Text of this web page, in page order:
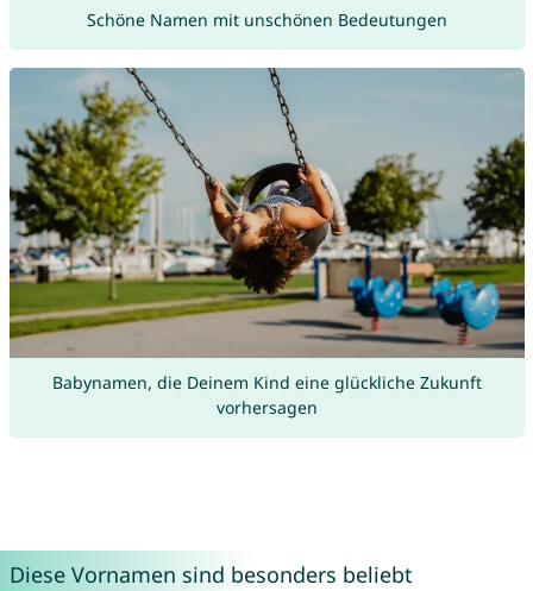
Schöne Namen mit unschönen Bedeutungen
Babynamen, die Deinem Kind eine glückliche Zukunft
vorhersagen
Diese Vornamen sind besonders beliebt